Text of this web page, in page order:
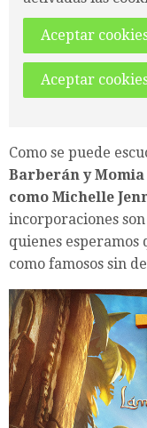
Aceptar
Aceptar
Como se puede
Barberán y Momia
como Michelle
incorporaciones son
quienes esperamos
como famosos sin